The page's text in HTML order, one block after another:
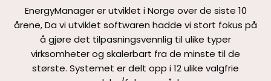
EnergyManager er utviklet i Norge over de siste 10
årene, Da vi utviklet softwaren hadde vi stort fokus på
å gjøre det tilpasningsvennlig til ulike typer
virksomheter og skalerbart fra de minste til de
største. Systemet er delt opp i 12 ulike valgfrie